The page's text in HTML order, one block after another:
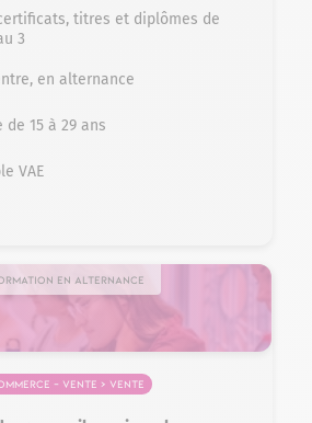
titres et diplômes de
3
en alternance
de 15 à 29 ans
VAE
en alternance
– Vente > Vente